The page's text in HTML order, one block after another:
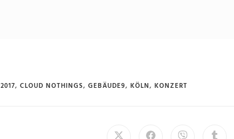
2017, CLOUD NOTHINGS, GEBÄUDE9, KÖLN, KONZERT